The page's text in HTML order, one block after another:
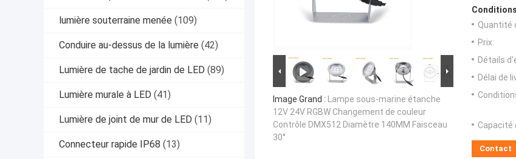
lumière souterraine menée (109)
Conduire au-dessus de la lumière (42)
Lumière de tache de jardin de LED (89)
Lumière murale à LED (41)
Lumière de joint de mur de LED (11)
Connecteur rapide IP68 (13)
Image Grand : Lampe sous-marine étanche
12V 24V RGBW Changement de couleur
Contrôle DMX512 Diamètre 140MM Faisceau
30°
Quantité
Prix:
Détails
Délai de
Capacité
Contact